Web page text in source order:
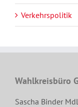
Verkehrspolitik
Wahlkreisbüro
Sascha Binder MdL